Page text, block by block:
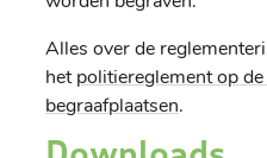
Alles over de
hetpolitiereglement op
begraafplaatsen.